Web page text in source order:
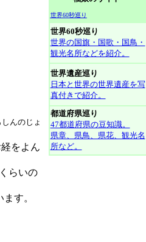
んのじょ
をよん
らいの
す。
世界60秒巡り
世界60秒巡り
世界の国旗・国歌・国鳥・
観光名所などを紹介。
世界遺産巡り
日本と世界の世界遺産を写
真付きで紹介。
都道府県巡り
47都道府県の豆知識。
県章、県鳥、県花、観光名
所など。